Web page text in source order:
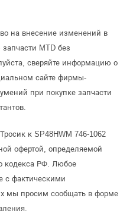
на внесение изменений в
MTD без
сверяйте информацию о
сайте фирмы-
при покупке запчасти
к SP48HWM 746-1062
офертой, определяемой
кодекса РФ. Любое
с фактическими
мы просим сообщать в форме